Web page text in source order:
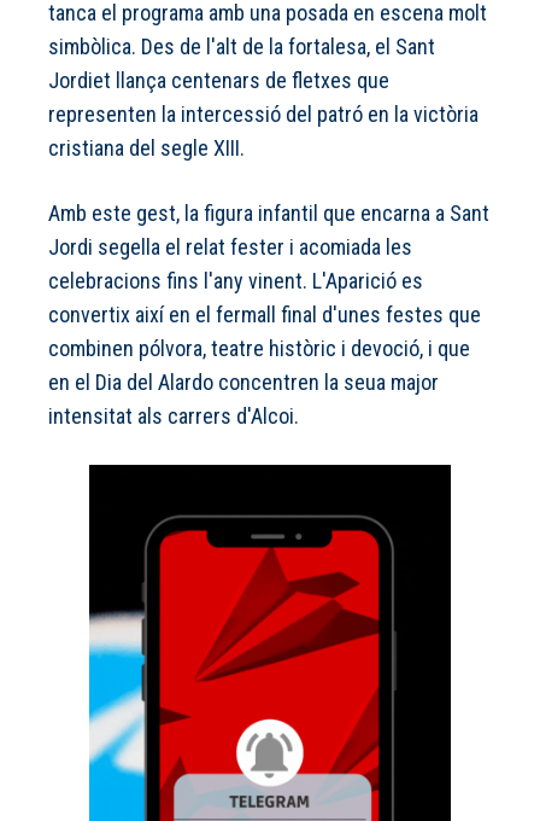
tanca el programa amb una posada en escena molt
simbòlica. Des de l'alt de la fortalesa, el Sant
Jordiet llança centenars de fletxes que
representen la intercessió del patró en la victòria
cristiana del segle XIII.
Amb este gest, la figura infantil que encarna a Sant
Jordi segella el relat fester i acomiada les
celebracions fins l'any vinent. L'Aparició es
convertix així en el fermall final d'unes festes que
combinen pólvora, teatre històric i devoció, i que
en el Dia del Alardo concentren la seua major
intensitat als carrers d'Alcoi.